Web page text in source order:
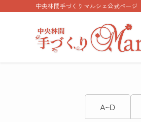
中央林間手づくりマルシェ公式ページ
A~D